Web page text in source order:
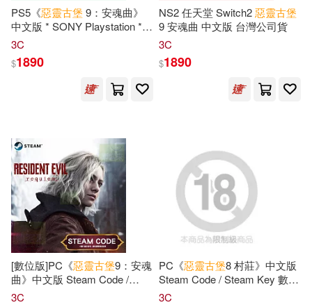
日經BP社(1)
映象國際多媒體(1)
可新加坡店取(45)
可菲律賓店取(48)
一個月內上市新品(2)
其他 (可複選)
現在可購買商品(29)
PS5《惡靈古堡 9：安魂曲》
中文版 * SONY Playstation *
台灣代理版
3C
$1890
NS2 任天堂 Switch2惡靈古堡
9 安魂曲 中文版 台灣公司貨
3C
$1890
[數位版]PC《惡靈古堡9：安魂
曲》中文版 Steam Code /
Steam Key 數位下載版 ⚘ 台灣
3C
PC《惡靈古堡8 村莊》中文版
Steam Code / Steam Key 數位
下載版 ⚘ 台灣代理版
3C